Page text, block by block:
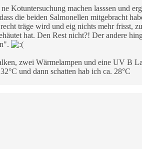
Kotuntersuchung machen lasssen und
die beiden Salmonellen mitgebracht
träge wird und eig nichts mehr frisst,
hat. Den Rest nicht?! Der andere
zwei Wärmelampen und eine UV B
und dann schatten hab ich ca. 28°C